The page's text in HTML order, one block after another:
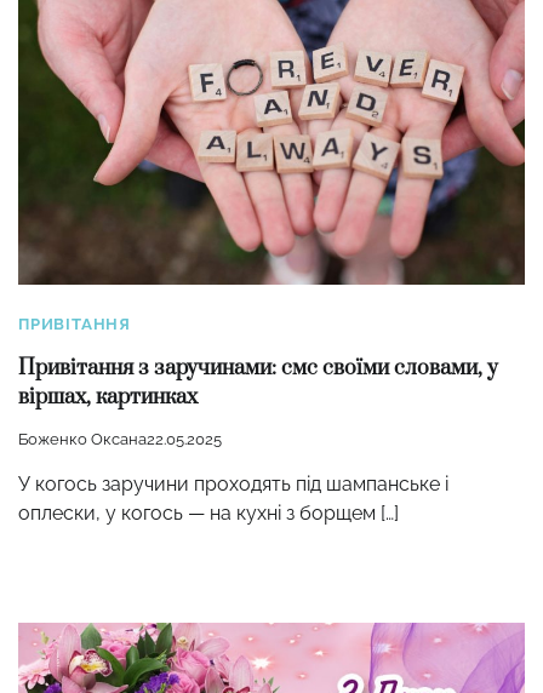
ПРИВІТАННЯ
Привітання з заручинами: смс своїми словами, у
віршах, картинках
Боженко Оксана22.05.2025
У когось заручини проходять під шампанське і
оплески, у когось — на кухні з борщем […]